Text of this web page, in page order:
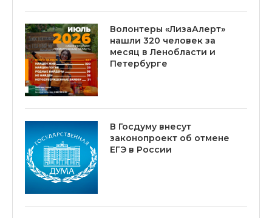
Волонтеры «ЛизаАлерт»
нашли 320 человек за
месяц в Ленобласти и
Петербурге
В Госдуму внесут
законопроект об отмене
ЕГЭ в России